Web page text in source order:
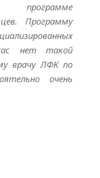
программе
Программу
нет такой
врачу ЛФК по
очень